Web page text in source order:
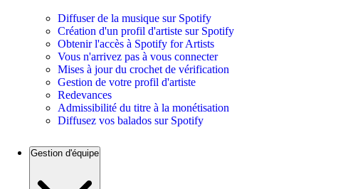
Diffuser de la musique sur Spotify
Création d'un profil d'artiste sur Spotify
Obtenir l'accès à Spotify for Artists
Vous n'arrivez pas à vous connecter
Mises à jour du crochet de vérification
Gestion de votre profil d'artiste
Redevances
Admissibilité du titre à la monétisation
Diffusez vos balados sur Spotify
Gestion d'équipe